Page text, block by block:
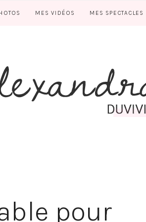
MES VIDÉOS MES SPECTACLES
pour